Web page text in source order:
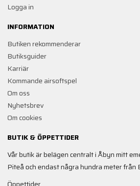
Logga in
INFORMATION
Butiken rekommenderar
Butiksguider
Karriär
Kommande airsoftspel
Om oss
Nyhetsbrev
Om cookies
BUTIK & ÖPPETTIDER
Vår butik är belägen centralt i Åbyn mitt
Piteå och endast några hundra meter från